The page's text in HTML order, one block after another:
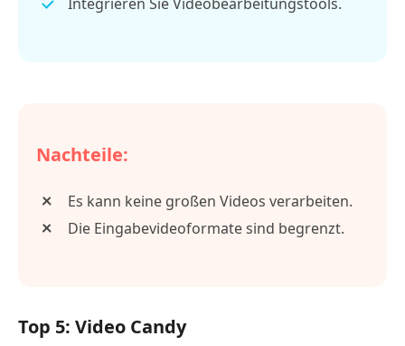
Nachteile:
Es kann keine großen Videos verarbeiten.
Die Eingabevideoformate sind begrenzt.
Top 5: Video Candy